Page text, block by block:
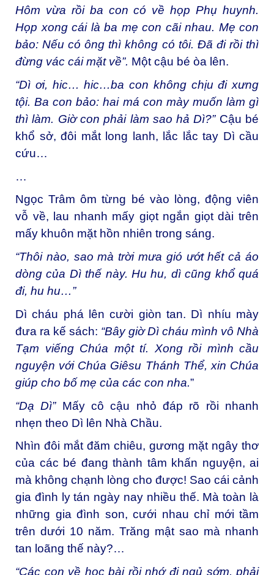
Hôm vừa rồi ba con có về họp Phụ huynh.
Họp xong cái là ba mẹ con cãi nhau. Mẹ con
bảo: Nếu có ông thì không có tôi. Đã đi rồi thì
đừng vác cái mặt về”. Một cậu bé òa lên.
“Dì ơi, hic… hic…ba con không chịu đi xưng
tội. Ba con bảo: hai má con mày muốn làm gì
thì làm. Giờ con phải làm sao hả Dì?”Cậu bé
khổ sở, đôi mắt long lanh, lắc lắc tay Dì cầu
cứu…
…
Ngọc Trâm ôm từng bé vào lòng, động viên
vỗ về, lau nhanh mấy giọt ngắn giọt dài trên
mấy khuôn mặt hồn nhiên trong sáng.
“Thôi nào, sao mà trời mưa gió ướt hết cả áo
dòng của Dì thế này. Hu hu, dì cũng khổ quá
đi, hu hu…”
Dì cháu phá lên cười giòn tan. Dì nhíu mày
đưa ra kế sách: “Bây giờ Dì cháu mình vô Nhà
Tạm viếng Chúa một tí. Xong rồi mình cầu
nguyện với Chúa Giêsu Thánh Thể, xin Chúa
giúp cho bố mẹ của các con nha.”
“Dạ Dì”Mấy cô cậu nhỏ đáp rõ rồi nhanh
nhẹn theo Dì lên Nhà Chầu.
Nhìn đôi mắt đăm chiêu, gương mặt ngây thơ
của các bé đang thành tâm khấn nguyện, ai
mà không chạnh lòng cho được! Sao cái cảnh
gia đình ly tán ngày nay nhiều thế. Mà toàn là
những gia đình son, cưới nhau chỉ mới tầm
trên dưới 10 năm. Trăng mật sao mà nhanh
tan loãng thế này?…
“Các con về học bài rồi nhớ đi ngủ sớm, phải